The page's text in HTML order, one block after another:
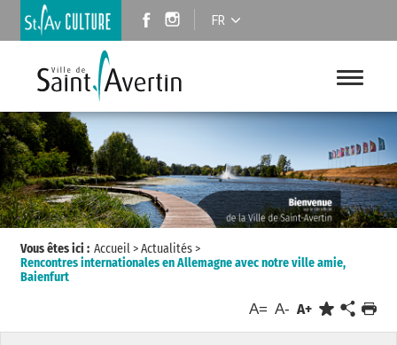
FR
Vous êtes ici : Accueil>Actualités>
Rencontres internationales en Allemagne avec notre ville amie,
Baienfurt
A= A- A+